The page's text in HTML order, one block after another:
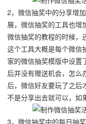
2，微信抽奖中的分享增
展，微信抽奖的工具也增
微信抽奖的教程的时候，
这个工具大概是每个微信
家的微信抽奖模版中设置
后并没有赠送机会，怎么
后，微信好友要玩了之后
不是分享出去就可以，如
3，微信抽奖中的每日抽